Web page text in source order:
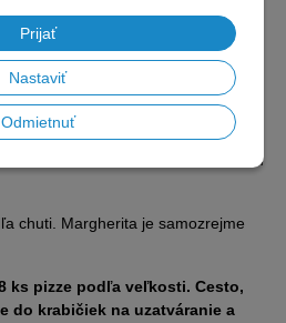
Prijať
Nastaviť
Odmietnuť
okolo 22°C prestane lepiť,
odpočívať 24hodín prikryté
Cesto, ktoré nevyužijete dajte
1 krabička. V chladničke vám
chuti. Margherita je samozrejme
ks pizze podľa veľkosti. Cesto,
do krabičiek na uzatváranie a